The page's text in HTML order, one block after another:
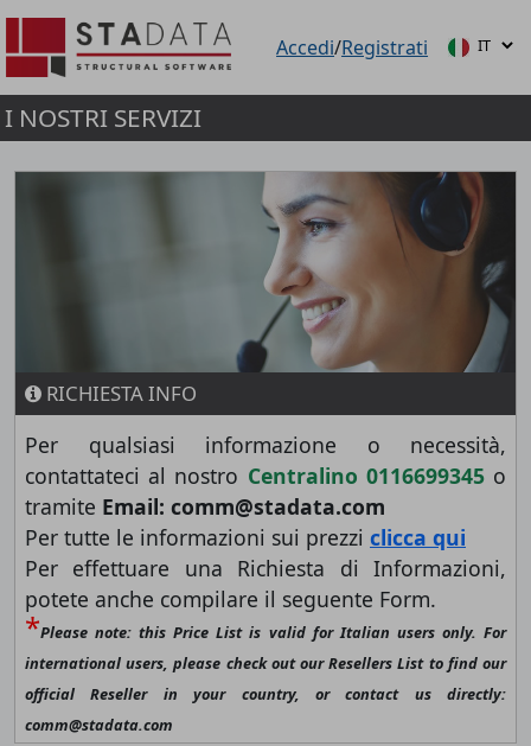
Accedi/Registrati
I NOSTRI SERVIZI
RICHIESTA INFO
Per qualsiasi informazione o necessità,
contattateci al nostro Centralino 0116699345o
tramite Email: comm@stadata.com
Per tutte le informazioni sui prezzi clicca qui
Per effettuare una Richiesta di Informazioni,
potete anche compilare il seguente Form.
*Please note: this Price List is valid for Italian users only. For
international users, please check out our Resellers List to find our
official Reseller in your country, or contact us directly:
comm@stadata.com